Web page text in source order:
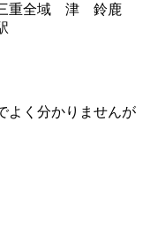
重全域 津 鈴鹿
よく分かりませんが